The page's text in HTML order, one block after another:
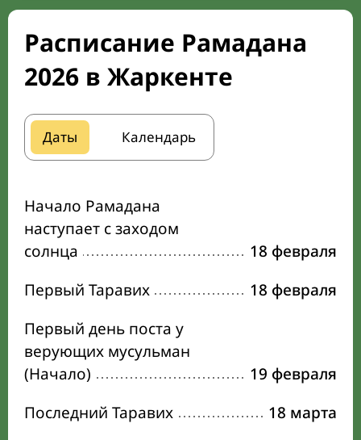
Расписание Рамадана
2026 в Жаркенте
Даты Календарь
Начало Рамадана
наступает с заходом
солнца
18 февраля
Первый Таравих
18 февраля
Первый день поста у
верующих мусульман
(Начало)
19 февраля
Последний Таравих
18 марта